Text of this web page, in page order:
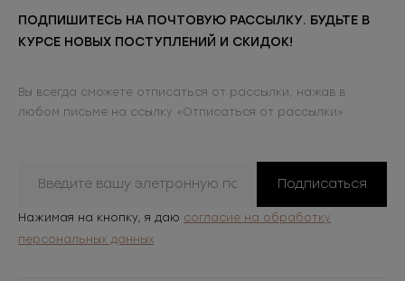
ПОДПИШИТЕСЬ НА ПОЧТОВУЮ РАССЫЛКУ. БУДЬТЕ В
КУРСЕ НОВЫХ ПОСТУПЛЕНИЙ И СКИДОК!
Вы всегда сможете отписаться от рассылки, нажав в
любом письме на ссылку «Отписаться от рассылки»
Подписаться
Нажимая на кнопку, я даю согласие на обработку
персональных данных